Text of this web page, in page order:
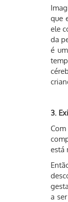
que
ele
da
é
3.
está
a